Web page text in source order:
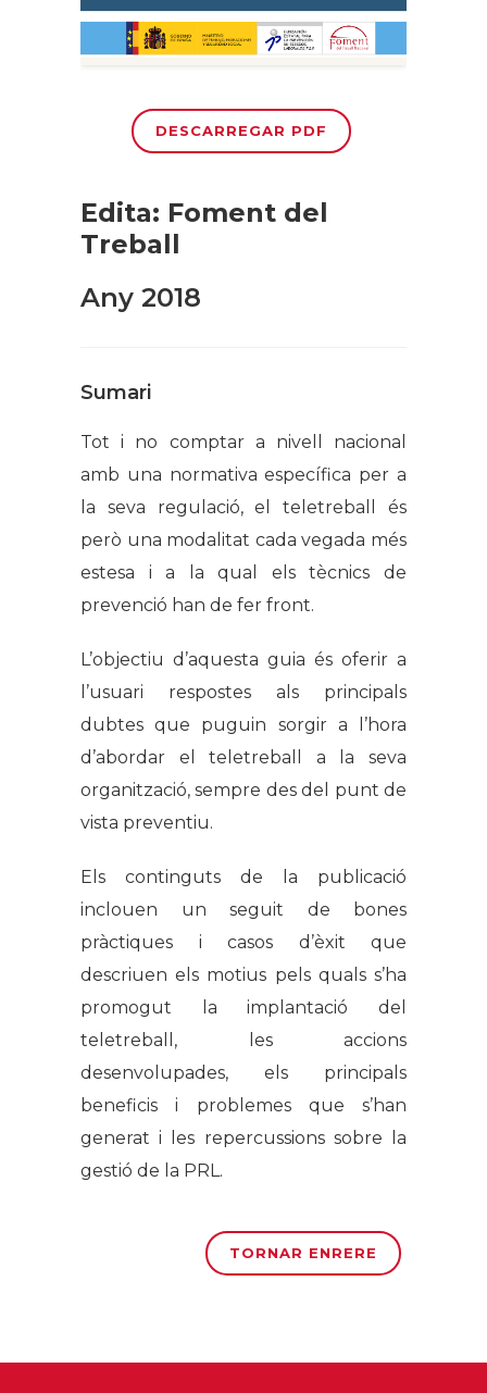
DESCARREGAR PDF
Edita: Foment del
Treball
Any 2018
Sumari
Tot i no comptar a nivell nacional
amb una normativa específica per a
la seva regulació, el teletreball és
però una modalitat cada vegada més
estesa i a la qual els tècnics de
prevenció han de fer front.
L’objectiu d’aquesta guia és oferir a
l’usuari respostes als principals
dubtes que puguin sorgir a l’hora
d’abordar el teletreball a la seva
organització, sempre des del punt de
vista preventiu.
Els continguts de la publicació
inclouen un seguit de bones
pràctiques i casos d’èxit que
descriuen els motius pels quals s’ha
promogut la implantació del
teletreball, les accions
desenvolupades, els principals
beneficis i problemes que s’han
generat i les repercussions sobre la
gestió de la PRL.
TORNAR ENRERE